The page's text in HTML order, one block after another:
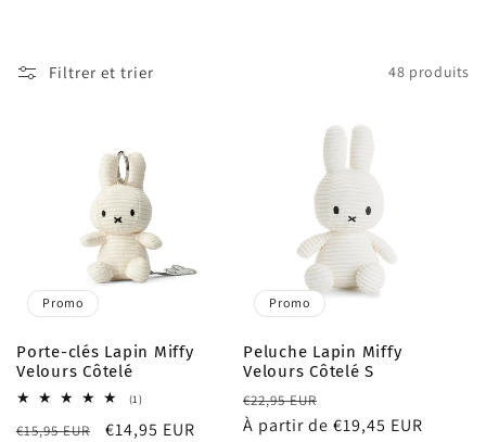
i
Filtrer et trier 48 produits
Promo
Porte-clés Lapin Miffy
Velours Côtelé
(1)1
des
Prix
€15,95 EUR
Prix
€14,95 EUR
Promo
Peluche Lapin Miffy
Velours Côtelé S
Prix
habituel
€22,95 EUR
promotionnel
À partir de €19,45 EUR